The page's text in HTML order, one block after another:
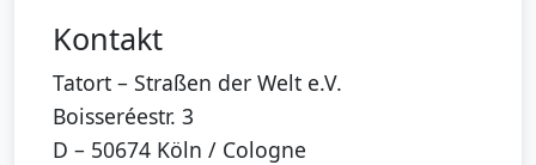
Kontakt
Tatort – Straßen der Welt e.V.
Boisseréestr. 3
D – 50674 Köln / Cologne